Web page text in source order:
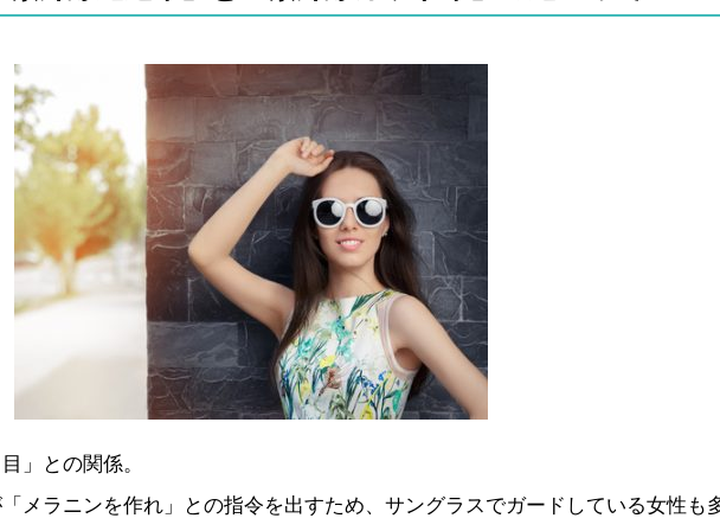
」との関係。
メラニンを作れ」との指令を出すため、サングラスでガードしている女性も